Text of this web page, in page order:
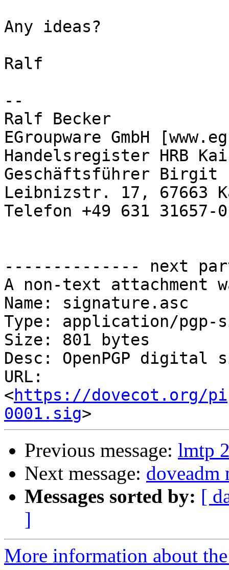
Any ideas?
Ralf
--
Ralf Becker
EGroupware GmbH
Handelsregister HRB
Geschäftsführer Birgit
Leibnizstr. 17, 67663
Telefon +49 631 31657-0
-------------- next
A non-text attachment
Name: signature.asc
Type: application/pgp-
Size: 801 bytes
Desc: OpenPGP digital
URL:
<https://dovecot.org/
0001.sig
Previous message: lmtp
Next message: doveadm
Messages sorted by: [
]
More information about